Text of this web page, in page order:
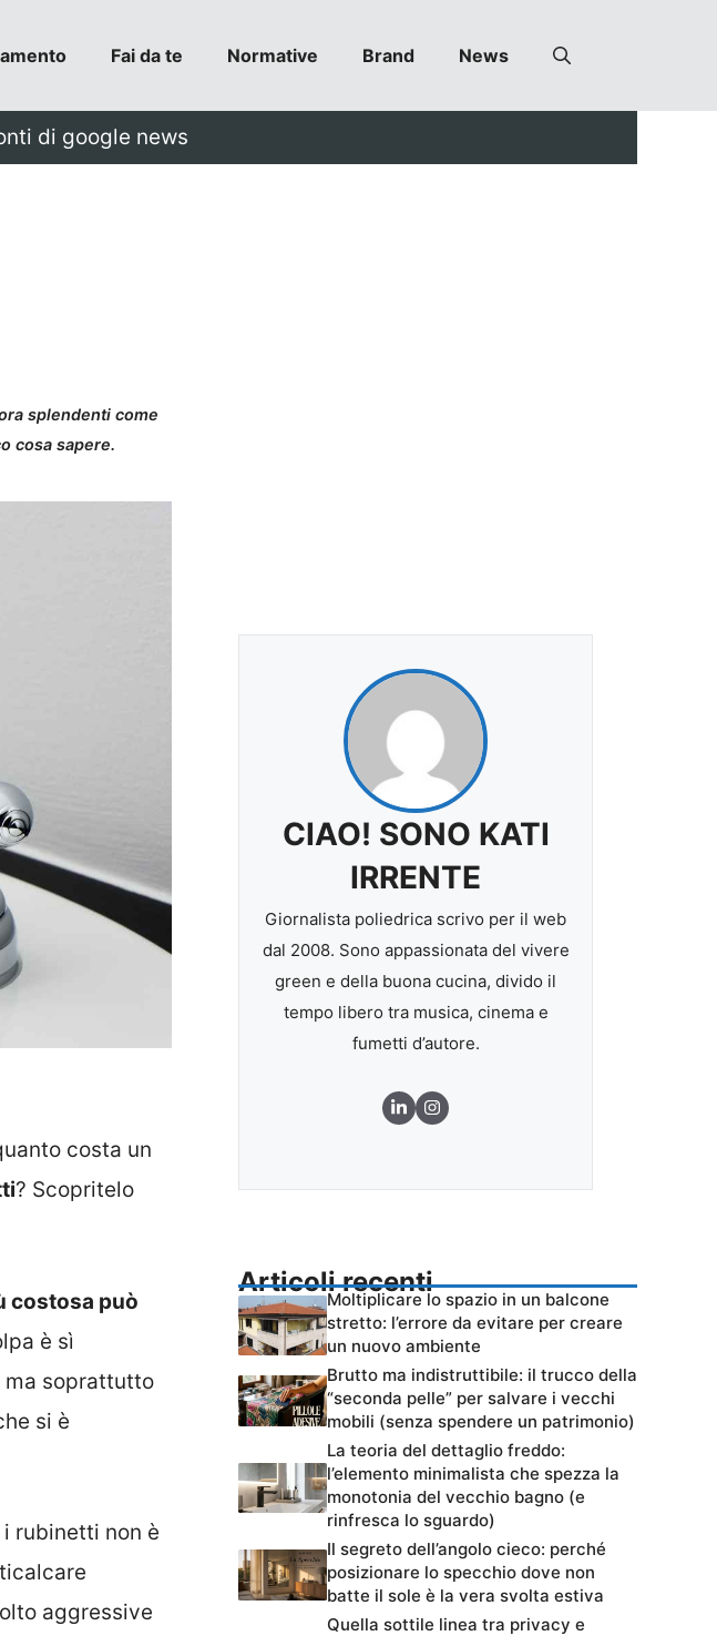
Fai da te Normative Brand News
di google news
splendenti come
cosa sapere.
costa un
? Scopritelo
costosa può
è sì
ma soprattutto
si è
rubinetti non è
aggressive
CIAO! SONO KATI
IRRENTE
Giornalista poliedrica scrivo per il web
dal 2008. Sono appassionata del vivere
green e della buona cucina, divido il
tempo libero tra musica, cinema e
fumetti d’autore.
Articoli recenti
Moltiplicare lo spazio in un balcone
stretto: l’errore da evitare per creare
un nuovo ambiente
Brutto ma indistruttibile: il trucco della
“seconda pelle” per salvare i vecchi
mobili (senza spendere un patrimonio)
La teoria del dettaglio freddo:
l’elemento minimalista che spezza la
monotonia del vecchio bagno (e
rinfresca lo sguardo)
Il segreto dell’angolo cieco: perché
posizionare lo specchio dove non
batte il sole è la vera svolta estiva
Quella sottile linea tra privacy e